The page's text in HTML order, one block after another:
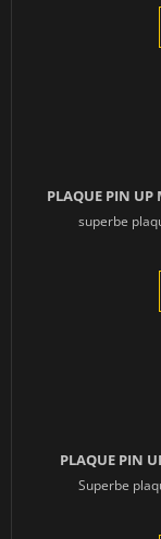
PLAQUE PIN UP
superbe
PLAQUE PIN
Superbe